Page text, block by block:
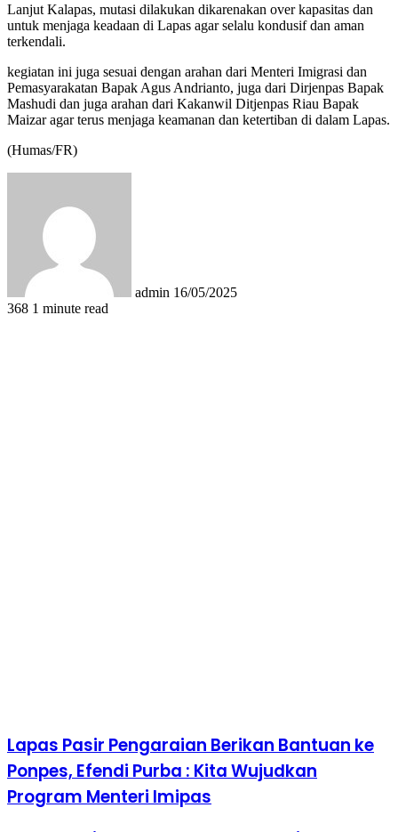
Lanjut Kalapas, mutasi dilakukan dikarenakan over kapasitas dan
untuk menjaga keadaan di Lapas agar selalu kondusif dan aman
terkendali.
kegiatan ini juga sesuai dengan arahan dari Menteri Imigrasi dan
Pemasyarakatan Bapak Agus Andrianto, juga dari Dirjenpas Bapak
Mashudi dan juga arahan dari Kakanwil Ditjenpas Riau Bapak
Maizar agar terus menjaga keamanan dan ketertiban di dalam Lapas.
(Humas/FR)
admin 16/05/2025
368 1 minute read
Lapas Pasir Pengaraian Berikan Bantuan ke
Ponpes, Efendi Purba : Kita Wujudkan
Program Menteri Imipas